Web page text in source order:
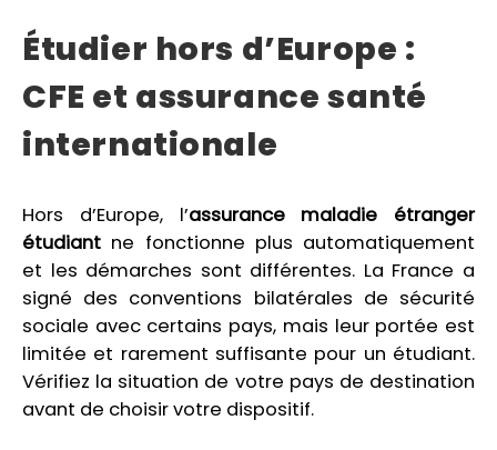
Étudier hors d’Europe :
CFE et assurance santé
internationale
Hors d’Europe, l’assurance maladie étranger
étudiant ne fonctionne plus automatiquement
et les démarches sont différentes. La France a
signé des conventions bilatérales de sécurité
sociale avec certains pays, mais leur portée est
limitée et rarement suffisante pour un étudiant.
Vérifiez la situation de votre pays de destination
avant de choisir votre dispositif.